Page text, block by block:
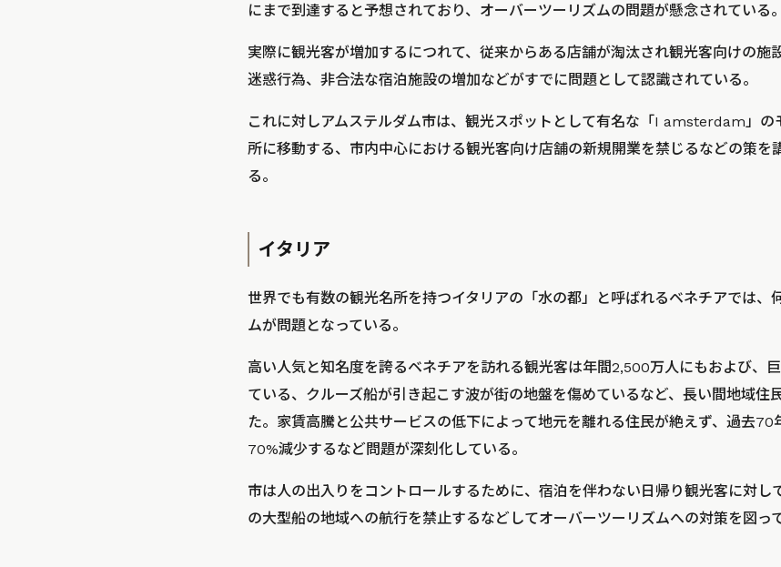
にまで到達すると予想されており、オーバーツーリズムの問題が懸念されている。
実際に観光客が増加するにつれて、従来からある店舗が淘汰され観光客向けの施
迷惑行為、非合法な宿泊施設の増加などがすでに問題として認識されている。
これに対しアムステルダム市は、観光スポットとして有名な「I amsterdam」の
所に移動する、市内中心における観光客向け店舗の新規開業を禁じるなどの策を
る。
イタリア
世界でも有数の観光名所を持つイタリアの「水の都」と呼ばれるベネチアでは、
ムが問題となっている。
高い人気と知名度を誇るベネチアを訪れる観光客は年間2,500万人にもおよび、
ている、クルーズ船が引き起こす波が街の地盤を傷めているなど、長い間地域住
た。家賃高騰と公共サービスの低下によって地元を離れる住民が絶えず、過去70
70%減少するなど問題が深刻化している。
市は人の出入りをコントロールするために、宿泊を伴わない日帰り観光客に対し
の大型船の地域への航行を禁止するなどしてオーバーツーリズムへの対策を図っ